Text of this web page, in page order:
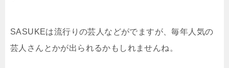
SASUKEは流行りの芸人などがでますが、毎年人気の
芸人さんとかが出られるかもしれませんね。